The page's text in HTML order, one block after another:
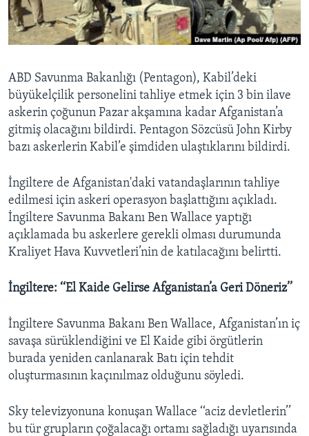
HAYATTAN
SANAT
BIZI TAKIP EDIN
Diller
ABD Savunma Bakanlığı (Pentagon), Kabil’deki
büyükelçilik personelini tahliye etmek için 3 bin ilave
askerin çoğunun Pazar akşamına kadar Afganistan’a
gitmiş olacağını bildirdi. Pentagon Sözcüsü John Kirby
bazı askerlerin Kabil’e şimdiden ulaştıklarını bildirdi.
İngiltere de Afganistan'daki vatandaşlarının tahliye
edilmesi için askeri operasyon başlattığını açıkladı.
İngiltere Savunma Bakanı Ben Wallace yaptığı
açıklamada bu askerlere gerekli olması durumunda
Kraliyet Hava Kuvvetleri’nin de katılacağını belirtti.
İngiltere: ‘‘El Kaide Gelirse Afganistan’a Geri Döneriz’’
İngiltere Savunma Bakanı Ben Wallace, Afganistan’ın iç
savaşa sürüklendiğini ve El Kaide gibi örgütlerin
burada yeniden canlanarak Batı için tehdit
oluşturmasının kaçınılmaz olduğunu söyledi.
Sky televizyonuna konuşan Wallace ‘‘aciz devletlerin’’
bu tür grupların çoğalacağı ortamı sağladığı uyarısında